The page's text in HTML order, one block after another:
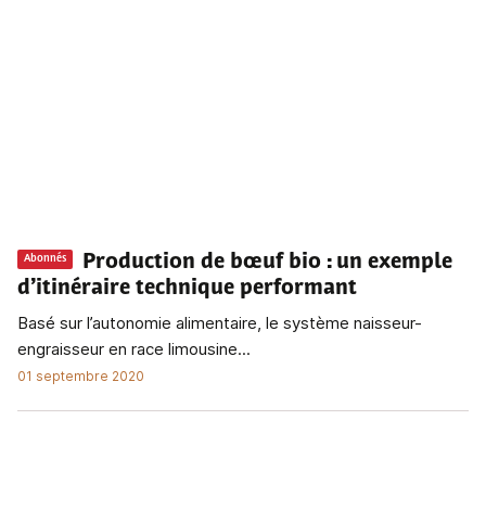
Abonnés Production de bœuf bio : un exemple
d’itinéraire technique performant
Basé sur l’autonomie alimentaire, le système naisseur-
engraisseur en race limousine...
01 septembre 2020